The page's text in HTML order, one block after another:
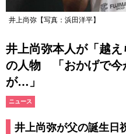
井上尚弥【写真：浜田洋平】
井上尚弥本人が「越
の人物 「おかげで今
が…」
ニュース
井上尚弥が父の誕生日